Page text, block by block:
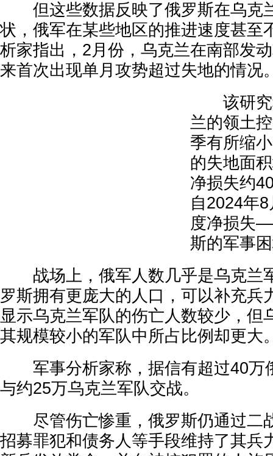
但这些数据反映了俄罗斯在乌克
状，俄军在某些地区的推进速度甚至
析家指出，2月份，乌克兰在南部发
来首次出现单月攻势超过失地的情况
该研究
兰的领土
季有所缩
的失地面
净损失约
自2024年
度净损失
斯的军事
战场上，俄军人数几乎是乌克兰
罗斯拥有更庞大的人口，可以补充兵
显示乌克兰军队的伤亡人数较少，但
其规模较小的军队中所占比例却更大
军事分析家称，据信有超过40万
与约25万乌克兰军队交战。
尽管伤亡惨重，俄罗斯仍通过二
招募罪犯和债务人等手段维持了其兵